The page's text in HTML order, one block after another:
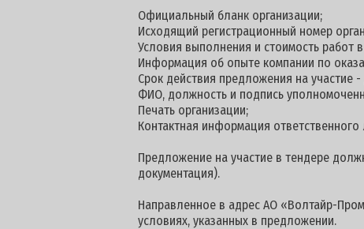
Официальный бланк организации;
Исходящий регистрационный номер
Условия выполнения и стоимость работ
Информация об опыте компании по
Срок действия предложения на участие -
ФИО, должность и подпись
Печать организации;
Контактная информация ответственного
Предложение на участие в тендере
документация).
Направленное в адрес АО «Волтайр-
условиях, указанных в предложении.